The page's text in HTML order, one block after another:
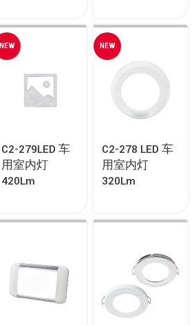
NEW
C2-279LED 车
用室内灯
420Lm
NEW
C2-278 LED 车
用室内灯
320Lm